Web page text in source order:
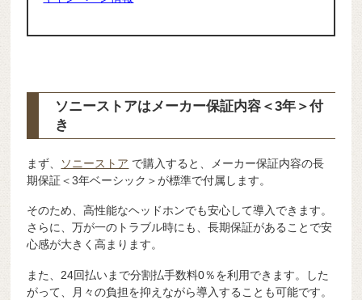
ソニーストアはメーカー保証内容 ＜3年＞付
き
まず、 ソニーストア で購入すると、メーカー保証内容の長
期保証＜3年ベーシック＞が標準で付属します。
そのため、高性能なヘッドホンでも安心して導入できます。
さらに、万が一のトラブル時にも、長期保証があることで安
心感が大きく高まります。
また、24回払いまで分割払手数料0％を利用できます。した
がって、月々の負担を抑えながら導入することも可能です。